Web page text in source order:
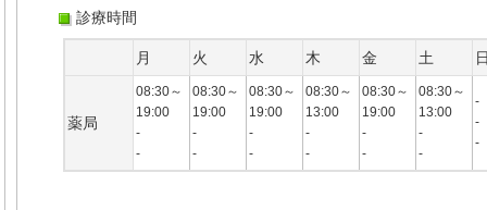
診療時間
月 火 水 木 金 土
薬局
08:30～
19:00
-
-
08:30～
19:00
-
-
08:30～
19:00
-
-
08:30～
13:00
-
-
08:30～
19:00
-
-
08:30～
13:00
-
-
-
-
-